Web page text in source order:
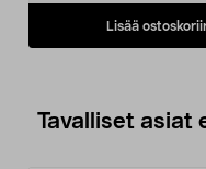
Lisää
Tavalliset asiat